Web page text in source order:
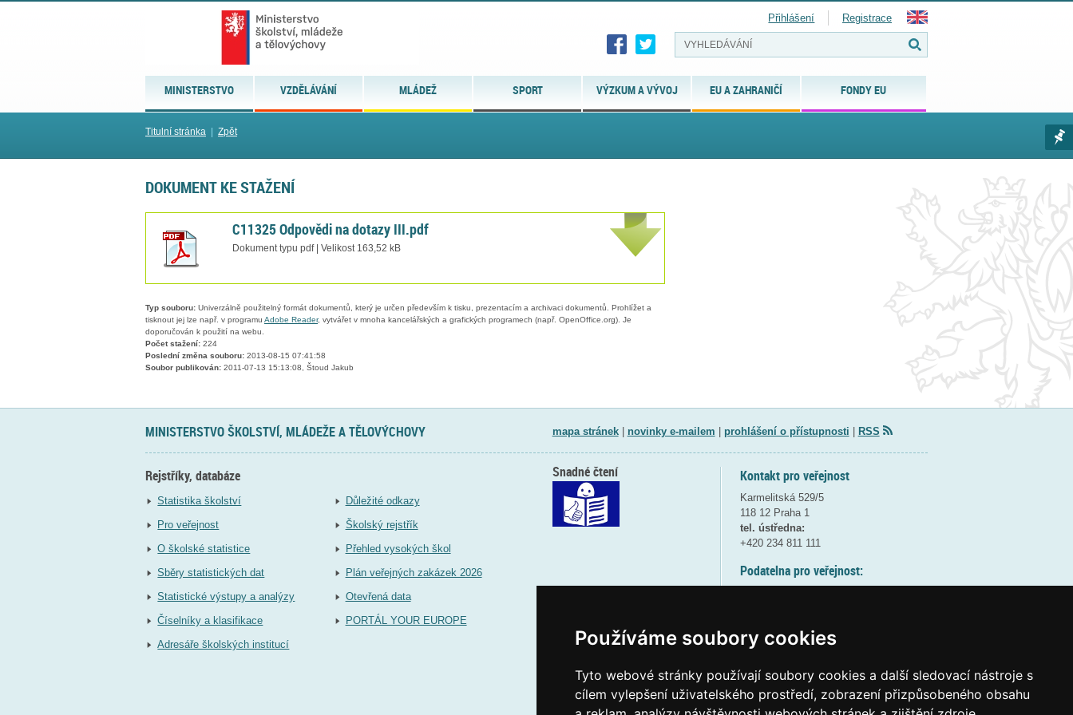
Používáme soubory cookies
Tyto webové stránky používají soubory cookies a další sledovací nástroje s
cílem vylepšení uživatelského prostředí, zobrazení přizpůsobeného obsahu
MINISTERSTVO VZDĚLÁVÁNÍ MLÁDEŽ SPORT VÝZKUM A VÝVOJ EU A ZAHRANIČÍ FONDY EU
Přihlášení Registrace
Titulní stránka Zpět
DOKUMENT KE STAŽENÍ
C11325 Odpovědi na dotazy III.pdf
Dokument typu pdf | Velikost 163,52 kB
Typ souboru: Univerzálně použitelný formát dokumentů, který je určen především k tisku, prezentacím a archivaci dokumentů. Prohlížet a
tisknout jej lze např. v programu Adobe Reader, vytvářet v mnoha kancelářských a grafických programech (např. OpenOffice.org). Je
doporučován k použití na webu.
Počet stažení: 224
Poslední změna souboru: 2013-08-15 07:41:58
Soubor publikován: 2011-07-13 15:13:08, Štoud Jakub
MINISTERSTVO ŠKOLSTVÍ, MLÁDEŽE A TĚLOVÝCHOVY mapa stránek| novinky e-mailem prohlášení o přístupnosti RSS
Rejstříky, databáze
Statistika školství
Pro veřejnost
O školské statistice
Sběry statistických dat
Statistické výstupy a analýzy
Číselníky a klasifikace
Adresáře školských institucí
Důležité odkazy
Školský rejstřík
Přehled vysokých škol
Plán veřejných zakázek 2026
Otevřená data
PORTÁL YOUR EUROPE
Kontakt pro veřejnost
Karmelitská 529/5
118 12 Praha 1
tel. ústředna:
+420 234 811 111
Podatelna pro veřejnost:
(více informací
Elektronická podatelna:
Snadné čtení